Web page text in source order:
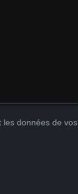
les données de vos